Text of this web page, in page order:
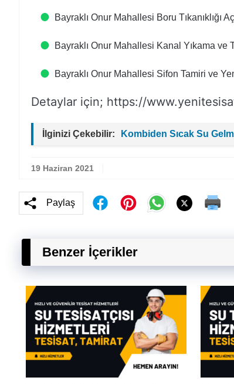
Bayraklı Onur Mahallesi Boru Tıkanıklığı
Bayraklı Onur Mahallesi Kanal Yıkama ve
Bayraklı Onur Mahallesi Sifon Tamiri ve
Detaylar için; https://
İlginizi Çekebilir: Kombiden Sıcak Su
19 Haziran 2021
Paylaş
Benzer İçerikler